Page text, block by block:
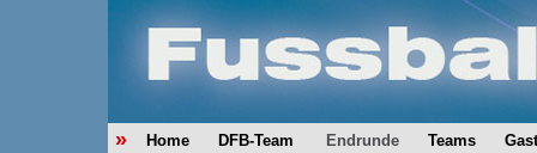
» Home DFB-Team Endrunde Teams